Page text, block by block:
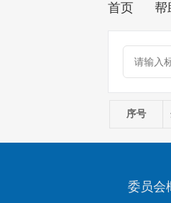
首页 帮
序号
委员会